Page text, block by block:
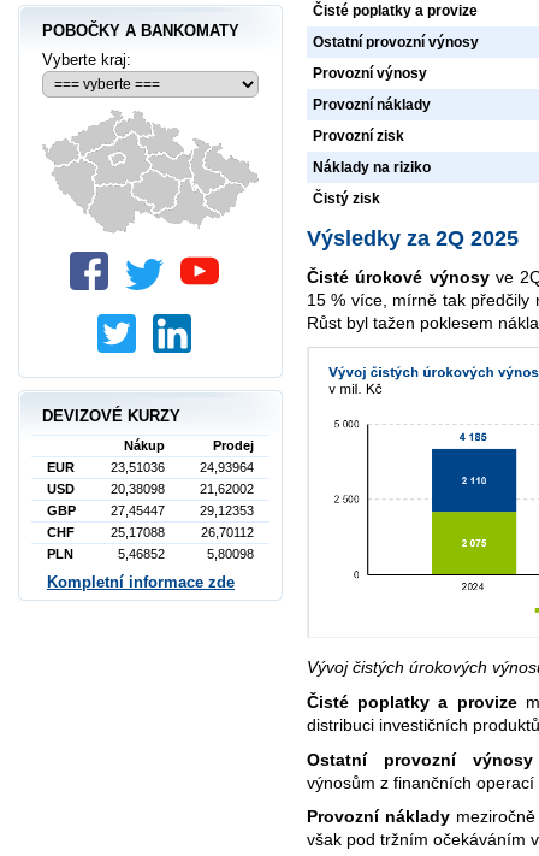
Čisté poplatky a provize
Ostatní provozní výnosy
Provozní výnosy
Provozní náklady
Provozní zisk
Náklady na riziko
Čistý zisk
Výsledky za 2Q 2025
Čisté úrokové výnosyve
15 % více, mírně tak předčily
Růst byl tažen poklesem
Vývoj čistých úrokových
Čisté poplatky a provize
distribuci investičních
Ostatní provozní výnosy
výnosům z finančních
Provozní náklady
však pod tržním očekáváním
POBOČKY A BANKOMATY
Vyberte kraj:
DEVIZOVÉ KURZY
Nákup
Prodej
EUR
23,51036
24,93964
USD
20,38098
21,62002
GBP
27,45447
29,12353
CHF
25,17088
26,70112
PLN
5,46852 5,80098
Kompletní informace zde